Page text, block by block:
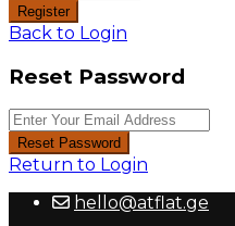
Register
Back to Login
Reset Password
Reset Password
Return to Login
hello@atflat.ge